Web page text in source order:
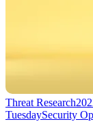
Threat Research
TuesdaySecurity